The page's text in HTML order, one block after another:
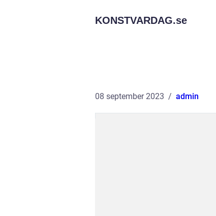
KONSTVARDAG.se
08 september 2023 admin